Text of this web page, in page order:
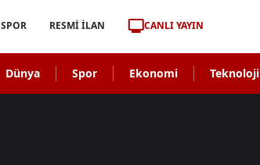
SPOR RESMİ İLAN CANLI YAYIN
Dünya Spor Ekonomi Teknoloji